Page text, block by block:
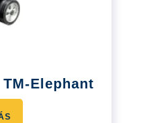
Elephant